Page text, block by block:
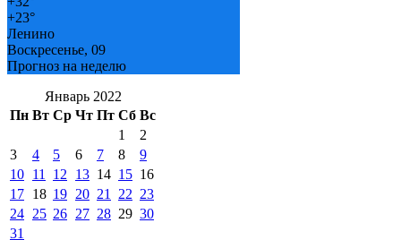
+23°
Ленино
Воскресенье, 09
Прогноз на неделю
Январь 2022
Пн Вт Ср Чт Пт Сб Вс
1
2
3
4 5 6 7 8
9
10 11 12 13 14 15 16
17 18 19 20 21 22 23
24 25 26 27 28 29 30
31